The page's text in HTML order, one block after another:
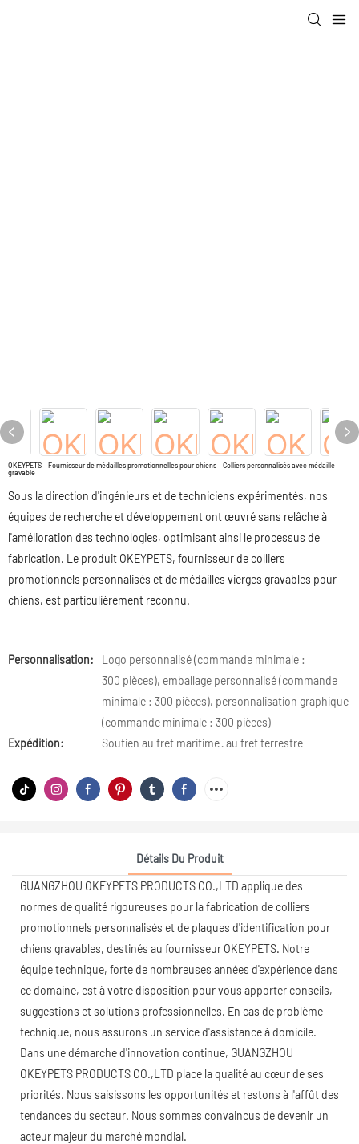
OKEYPETS - Fournisseur de médailles promotionnelles pour chiens - Colliers personnalisés avec médaille
gravable
Sous la direction d'ingénieurs et de techniciens expérimentés, nos
équipes de recherche et développement ont œuvré sans relâche à
l'amélioration des technologies, optimisant ainsi le processus de
fabrication. Le produit OKEYPETS, fournisseur de colliers
promotionnels personnalisés et de médailles vierges gravables pour
chiens, est particulièrement reconnu.
Personnalisation:
Logo personnalisé (commande minimale :
300 pièces), emballage personnalisé (commande
minimale : 300 pièces), personnalisation graphique
(commande minimale : 300 pièces)
Expédition:
Soutien au fret maritime · au fret terrestre
Détails Du Produit
GUANGZHOU OKEYPETS PRODUCTS CO.,LTD applique des
normes de qualité rigoureuses pour la fabrication de colliers
promotionnels personnalisés et de plaques d'identification pour
chiens gravables, destinés au fournisseur OKEYPETS. Notre
équipe technique, forte de nombreuses années d'expérience dans
ce domaine, est à votre disposition pour vous apporter conseils,
suggestions et solutions professionnelles. En cas de problème
technique, nous assurons un service d'assistance à domicile.
Dans une démarche d'innovation continue, GUANGZHOU
OKEYPETS PRODUCTS CO.,LTD place la qualité au cœur de ses
priorités. Nous saisissons les opportunités et restons à l'affût des
tendances du secteur. Nous sommes convaincus de devenir un
acteur majeur du marché mondial.